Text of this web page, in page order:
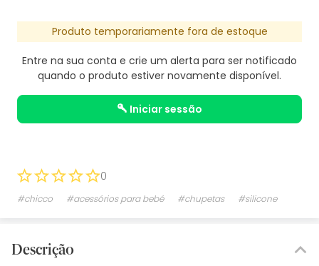
Produto temporariamente fora de estoque
Entre na sua conta e crie um alerta para ser notificado
quando o produto estiver novamente disponível.
iniciar sessão
0
#chicco #acessórios para bebé #chupetas #silicone
Descrição